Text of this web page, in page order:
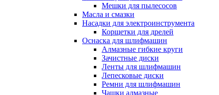
Мешки для пылесосов
Масла и смазки
Насадки для электроинструмента
Корщетки для дрелей
Оснаска для шлифмашин
Алмазные гибкие круги
Зачистные диски
Ленты для шлифмашин
Лепесковые диски
Ремни для шлифмашин
Чашки алмазные